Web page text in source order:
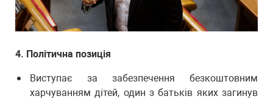
4. Політична позиція
Виступає за забезпечення безкоштовним
харчуванням дітей, один з батьків яких загинув